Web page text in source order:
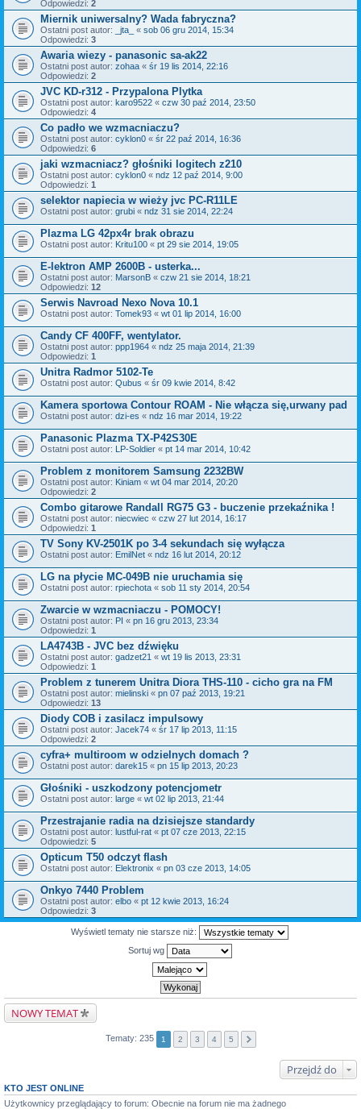
Odpowiedzi: 2
Miernik uniwersalny? Wada fabryczna?
Ostatni post autor: _jta_ « sob 06 gru 2014, 15:34
Odpowiedzi: 3
Awaria wiezy - panasonic sa-ak22
Ostatni post autor: zohaa « śr 19 lis 2014, 22:16
Odpowiedzi: 2
JVC KD-r312 - Przypalona Plytka
Ostatni post autor: karo9522 « czw 30 paź 2014, 23:50
Odpowiedzi: 4
Co padło we wzmacniaczu?
Ostatni post autor: cyklon0 « śr 22 paź 2014, 16:36
Odpowiedzi: 6
jaki wzmacniacz? głośniki logitech z210
Ostatni post autor: cyklon0 « ndz 12 paź 2014, 9:00
Odpowiedzi: 1
selektor napiecia w wieży jvc PC-R11LE
Ostatni post autor: grubi « ndz 31 sie 2014, 22:24
Plazma LG 42px4r brak obrazu
Ostatni post autor: Kritu100 « pt 29 sie 2014, 19:05
E-lektron AMP 2600B - usterka...
Ostatni post autor: MarsonB « czw 21 sie 2014, 18:21
Odpowiedzi: 12
Serwis Navroad Nexo Nova 10.1
Ostatni post autor: Tomek93 « wt 01 lip 2014, 16:00
Candy CF 400FF, wentylator.
Ostatni post autor: ppp1964 « ndz 25 maja 2014, 21:39
Odpowiedzi: 1
Unitra Radmor 5102-Te
Ostatni post autor: Qubus « śr 09 kwie 2014, 8:42
Kamera sportowa Contour ROAM - Nie włącza się,urwany pad
Ostatni post autor: dzi-es « ndz 16 mar 2014, 19:22
Panasonic Plazma TX-P42S30E
Ostatni post autor: LP-Soldier « pt 14 mar 2014, 10:42
Problem z monitorem Samsung 2232BW
Ostatni post autor: Kiniam « wt 04 mar 2014, 20:20
Odpowiedzi: 2
Combo gitarowe Randall RG75 G3 - buczenie przekaźnika !
Ostatni post autor: niecwiec « czw 27 lut 2014, 16:17
Odpowiedzi: 1
TV Sony KV-2501K po 3-4 sekundach się wyłącza
Ostatni post autor: EmilNet « ndz 16 lut 2014, 20:12
LG na płycie MC-049B nie uruchamia się
Ostatni post autor: rpiechota « sob 11 sty 2014, 20:54
Zwarcie w wzmacniaczu - POMOCY!
Ostatni post autor: PI « pn 16 gru 2013, 23:34
Odpowiedzi: 1
LA4743B - JVC bez dźwięku
Ostatni post autor: gadzet21 « wt 19 lis 2013, 23:31
Odpowiedzi: 1
Problem z tunerem Unitra Diora THS-110 - cicho gra na FM
Ostatni post autor: mielinski « pn 07 paź 2013, 19:21
Odpowiedzi: 13
Diody COB i zasilacz impulsowy
Ostatni post autor: Jacek74 « śr 17 lip 2013, 11:15
Odpowiedzi: 2
cyfra+ multiroom w odzielnych domach ?
Ostatni post autor: darek15 « pn 15 lip 2013, 20:23
Głośniki - uszkodzony potencjometr
Ostatni post autor: large « wt 02 lip 2013, 21:44
Przestrajanie radia na dzisiejsze standardy
Ostatni post autor: lustful-rat « pt 07 cze 2013, 22:15
Odpowiedzi: 5
Opticum T50 odczyt flash
Ostatni post autor: Elektronix « pn 03 cze 2013, 14:05
Onkyo 7440 Problem
Ostatni post autor: elbo « pt 12 kwie 2013, 16:24
Odpowiedzi: 3
Wyświetl tematy nie starsze niż:
Sortuj wg
NOWY TEMAT
Tematy: 235 1 2 3 4 5
Przejdź do
KTO JEST ONLINE
Użytkownicy przeglądający to forum: Obecnie na forum nie ma żadnego